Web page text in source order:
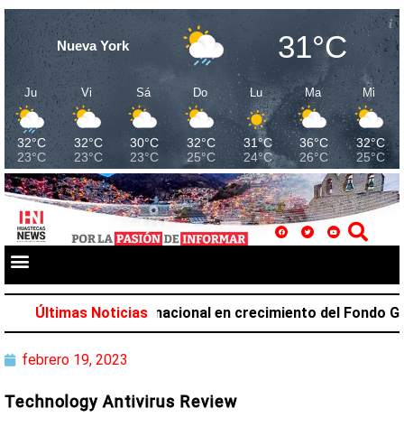
Nueva York 31°C
Ju
32°C
23°C
Vi
32°C
23°C
Sá
30°C
23°C
Do
32°C
25°C
Lu
31°C
24°C
Ma
36°C
26°C
Mi
32°C
25°C
Últimas Noticias
el primer lugar nacional en crecimiento del Fondo
febrero 19, 2023
Technology Antivirus Review